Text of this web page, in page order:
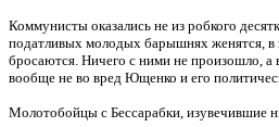
Коммунисты оказались не из робкого
податливых молодых барышнях женятся,
бросаются. Ничего с ними не произошло, а
вообще не во вред Ющенко и его
Молотобойцы с Бессарабки, изувечившие